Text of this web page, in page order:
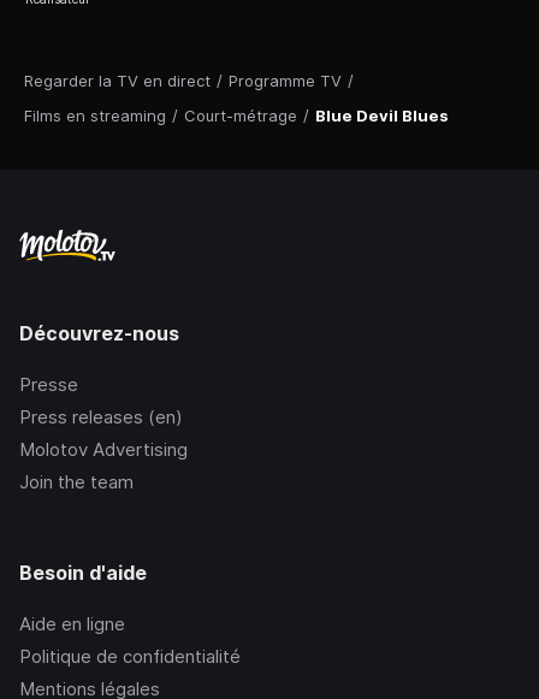
Regarder la TV en direct / Programme TV /
Films en streaming / Court-métrage / Blue Devil Blues
Découvrez-nous
Presse
Press releases (en)
Molotov Advertising
Join the team
Besoin d'aide
Aide en ligne
Politique de confidentialité
Mentions légales